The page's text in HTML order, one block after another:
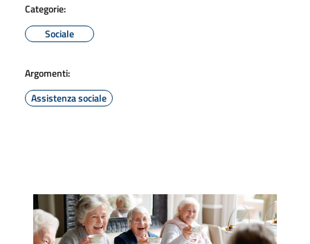
Categorie:
Sociale
Argomenti:
Assistenza sociale